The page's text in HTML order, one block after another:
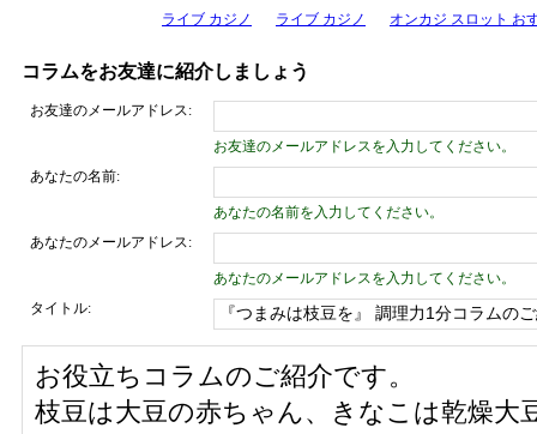
ライブ カジノ ライブ カジノ オンカジ スロット お
コラムをお友達に紹介しましょう
お友達のメールアドレス:
お友達のメールアドレスを入力してください。
あなたの名前:
あなたの名前を入力してください。
あなたのメールアドレス:
あなたのメールアドレスを入力してください。
タイトル: